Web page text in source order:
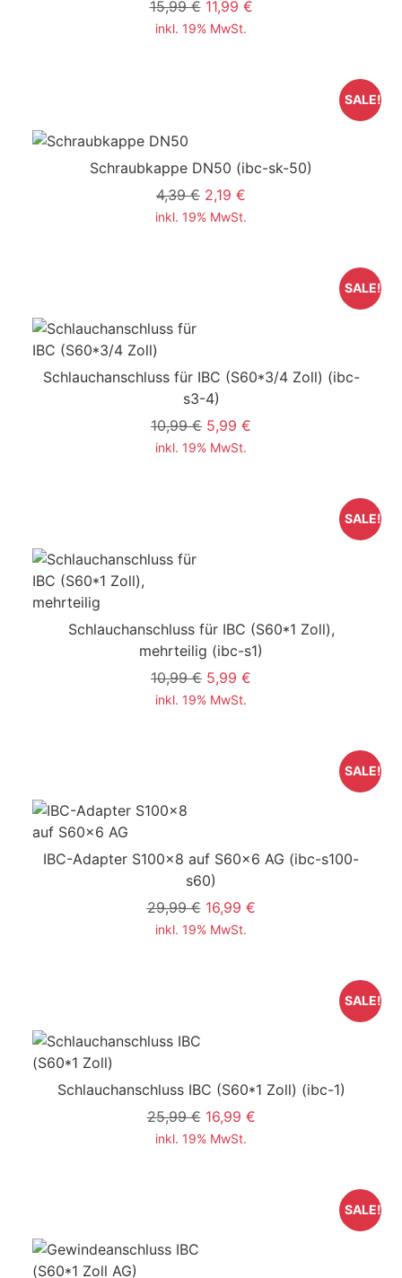
15,99 € 11,99 €
inkl. 19% MwSt.
Schraubkappe DN50 (ibc-sk-50)
4,39 € 2,19 €
inkl. 19% MwSt.
SALE!
Schlauchanschluss für IBC (S60*3/4 Zoll) (ibc-
s3-4)
10,99 € 5,99 €
inkl. 19% MwSt.
SALE!
Schlauchanschluss für IBC (S60*1 Zoll),
mehrteilig (ibc-s1)
10,99 € 5,99 €
inkl. 19% MwSt.
SALE!
IBC-Adapter S100x8 auf S60x6 AG (ibc-s100-
s60)
29,99 € 16,99 €
inkl. 19% MwSt.
SALE!
Schlauchanschluss IBC (S60*1 Zoll) (ibc-1)
25,99 € 16,99 €
inkl. 19% MwSt.
SALE!
SALE!